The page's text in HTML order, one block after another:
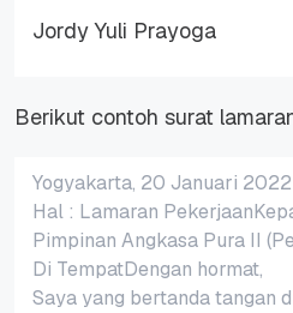
Jordy Yuli Prayoga
Berikut contoh surat
Yogyakarta, 20 Januari 2022
Hal : Lamaran
Pimpinan Angkasa Pura II
Di TempatDengan hormat,
Saya yang bertanda tangan